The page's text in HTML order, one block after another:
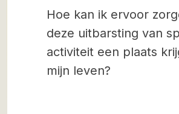
Hoe kan ik ervoor
deze uitbarsting van
activiteit een plaats
mijn leven?